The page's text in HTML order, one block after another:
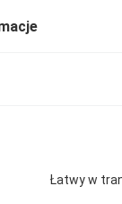
Łatwy w